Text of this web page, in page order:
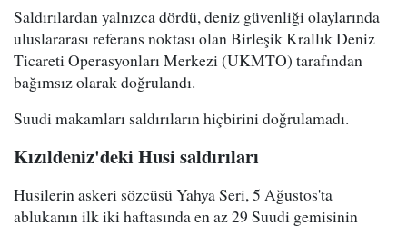
Saldırılardan yalnızca dördü, deniz güvenliği olaylarında
uluslararası referans noktası olan Birleşik Krallık Deniz
Ticareti Operasyonları Merkezi (UKMTO) tarafından
bağımsız olarak doğrulandı.
Suudi makamları saldırıların hiçbirini doğrulamadı.
Kızıldeniz'deki Husi saldırıları
Husilerin askeri sözcüsü Yahya Seri, 5 Ağustos'ta
ablukanın ilk iki haftasında en az 29 Suudi gemisinin